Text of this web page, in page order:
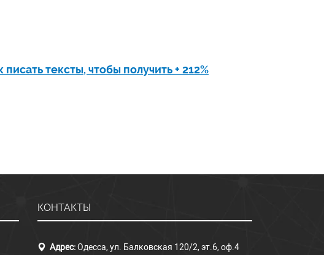
тексты, чтобы получить + 212%
КОНТАКТЫ
Адрес:Одесса, ул. Балковская 120/2, эт.6, оф.4